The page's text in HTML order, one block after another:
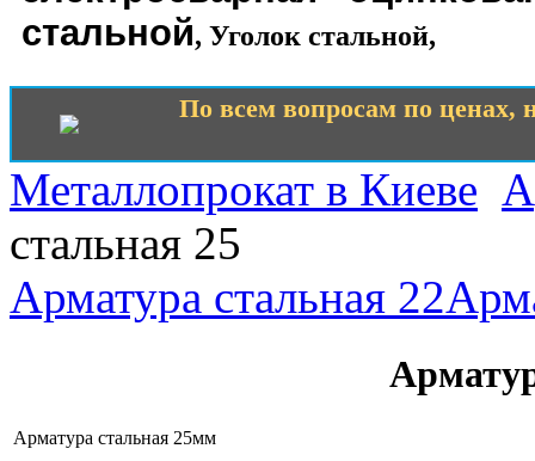
стальной, Уголок стальной,
По всем вопросам по ценах,
Металлопрокат в Киеве
стальная 25
Арматура стальная 22
Арматура стальная 25мм